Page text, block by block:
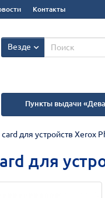
Контакты
Везде
Пункты выдачи
для устройств Xerox
для